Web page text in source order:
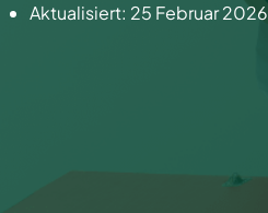
Aktualisiert: 25 Februar 2026